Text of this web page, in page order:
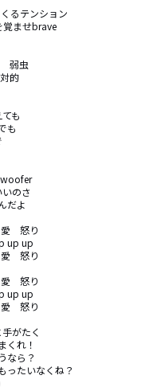
るテンション
覚ませbrave
弱虫
的
も
も
のさ
だよ
　怒り
up up
　怒り
　怒り
up up
　怒り
がたく
くれ！
なら？
ったいなくね？